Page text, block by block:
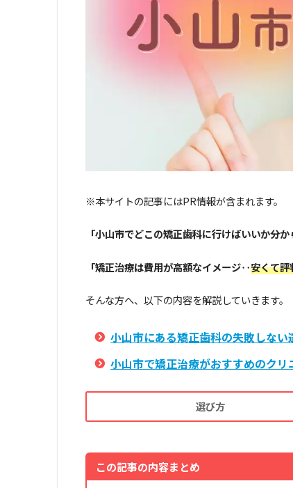
※本サイトの記事にはPR情報が含まれます。
「小山市でどこの矯正歯科に行けばいいか分か
「矯正治療は費用が高額なイメージ‥安くて評
そんな方へ、以下の内容を解説していきます。
小山市にある矯正歯科の失敗しない
小山市で矯正治療がおすすめのクリ
選び方
この記事の内容まとめ